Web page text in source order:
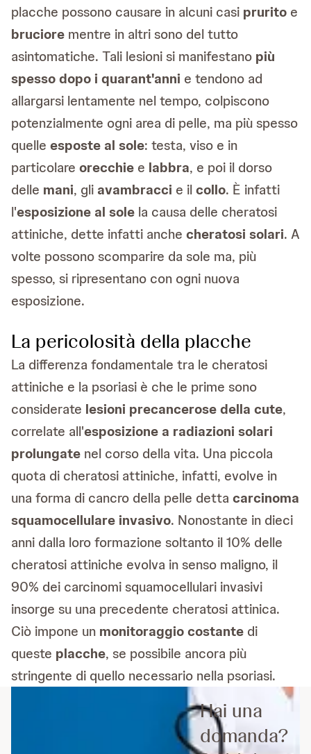
placche possono causare in alcuni casi prurito e
bruciore mentre in altri sono del tutto
asintomatiche. Tali lesioni si manifestano più
spesso dopo i quarant'anni e tendono ad
allargarsi lentamente nel tempo, colpiscono
potenzialmente ogni area di pelle, ma più spesso
quelle esposte al sole: testa, viso e in
particolare orecchie e labbra, e poi il dorso
delle mani, gli avambracci e ilcollo. È infatti
l'esposizione al sole la causa delle cheratosi
attiniche, dette infatti anche cheratosi solari. A
volte possono scomparire da sole ma, più
spesso, si ripresentano con ogni nuova
esposizione.
La pericolosità della placche
La differenza fondamentale tra le cheratosi
attiniche e la psoriasi è che le prime sono
considerate lesioni precancerose della cute,
correlate all'esposizione a radiazioni solari
prolungate nel corso della vita. Una piccola
quota di cheratosi attiniche, infatti, evolve in
una forma di cancro della pelle detta carcinoma
squamocellulare invasivo. Nonostante in dieci
anni dalla loro formazione soltanto il 10% delle
cheratosi attiniche evolva in senso maligno, il
90% dei carcinomi squamocellulari invasivi
insorge su una precedente cheratosi attinica.
Ciò impone un monitoraggio costante di
queste placche, se possibile ancora più
stringente di quello necessario nella psoriasi.
Hai una
domanda?